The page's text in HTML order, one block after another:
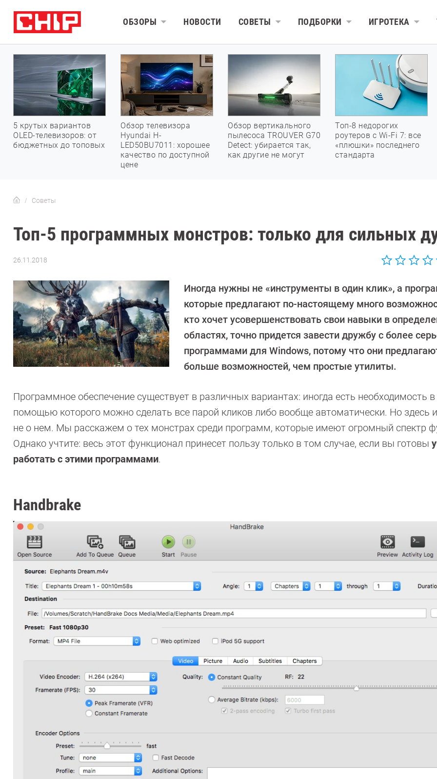
ОБЗОРЫ НОВОСТИ СОВЕТЫ ПОДБОРКИ ИГРОТЕКА
5 крутых вариантов
OLED-телевизоров: от
бюджетных до топовых
Обзор телевизора
Hyundai H-
LED50BU7011: хорошее
качество по доступной
цене
Обзор вертикального
пылесоса TROUVER G70
Detect: убирается так,
как другие не могут
Топ-8 недорогих
роутеров с Wi-Fi 7: все
«плюшки» последнего
стандарта
Советы
Топ-5 программных монстров: только для сильных
26.11.2018
Иногда нужны не «инструменты в один клик», а
которые предлагают по-настоящему много
кто хочет усовершенствовать свои навыки в
областях, точно придется завести дружбу с более
программами для Windows, потому что они
больше возможностей, чем простые утилиты.
Программное обеспечение существует в различных вариантах: иногда есть необходимость в
помощью которого можно сделать все парой кликов либо вообще автоматически. Но здесь
не о нем. Мы расскажем о тех монстрах среди программ, которые имеют огромный спектр
Однако учтите: весь этот функционал принесет пользу только в том случае, если вы готовы
работать с этими программами.
Handbrake